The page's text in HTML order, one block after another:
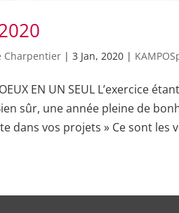
Charpentier |3 Jan, 2020 |
EN UN SEUL L’exercice
sûr, une année pleine de
dans vos projets » Ce sont les